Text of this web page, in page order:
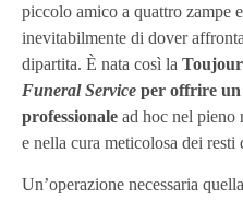
piccolo amico a quattro zampe
inevitabilmente di dover
dipartita. È nata così la
Funeral Service per offrire un
professionale ad hoc nel pieno
e nella cura meticolosa dei resti
Un’operazione necessaria